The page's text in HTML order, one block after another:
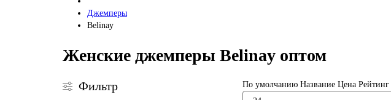
Джемперы
Belinay
Женские джемперы Belinay оптом
Фильтр По умолчанию Название Цена Рейтинг